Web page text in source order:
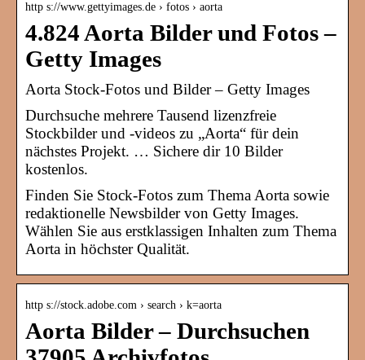
http s://www.gettyimages.de › fotos › aorta
4.824 Aorta Bilder und Fotos –
Getty Images
Aorta Stock-Fotos und Bilder – Getty Images
Durchsuche mehrere Tausend lizenzfreie
Stockbilder und -videos zu „Aorta“ für dein
nächstes Projekt. … Sichere dir 10 Bilder
kostenlos.
Finden Sie Stock-Fotos zum Thema Aorta sowie
redaktionelle Newsbilder von Getty Images.
Wählen Sie aus erstklassigen Inhalten zum Thema
Aorta in höchster Qualität.
http s://stock.adobe.com › search › k=aorta
Aorta Bilder – Durchsuchen